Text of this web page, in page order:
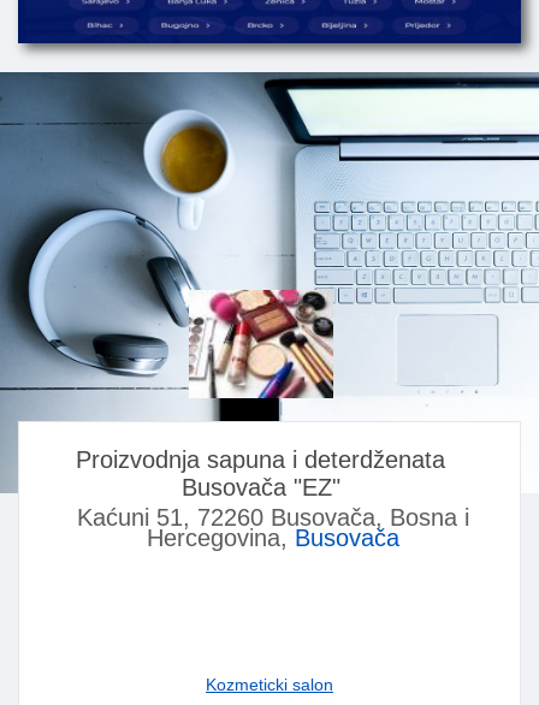
Proizvodnja sapuna i deterdženata
Busovača "EZ"
Kaćuni 51, 72260 Busovača, Bosna i
Hercegovina, Busovača
Kozmeticki salon